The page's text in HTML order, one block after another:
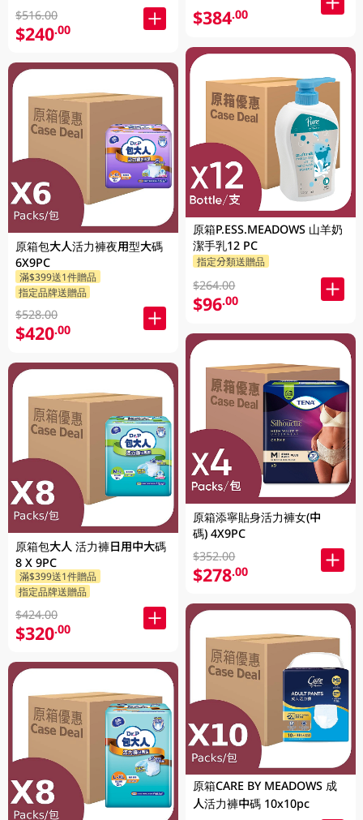
$516.00
$240.00
原箱包大人活力褲夜用型大碼
6X9PC
滿$399送1件贈品
指定品牌送贈品
$528.00
$420.00
原箱包大人 活力褲日用中大碼
8 X 9PC
滿$399送1件贈品
指定品牌送贈品
$424.00
$320.00
$384.00
原箱P.ESS.MEADOWS 山羊奶
潔手乳12 PC
指定分類送贈品
$264.00
$96.00
原箱添寧貼身活力褲女(中
碼) 4X9PC
$352.00
$278.00
原箱CARE BY MEADOWS 成
人活力褲中碼 10x10pc